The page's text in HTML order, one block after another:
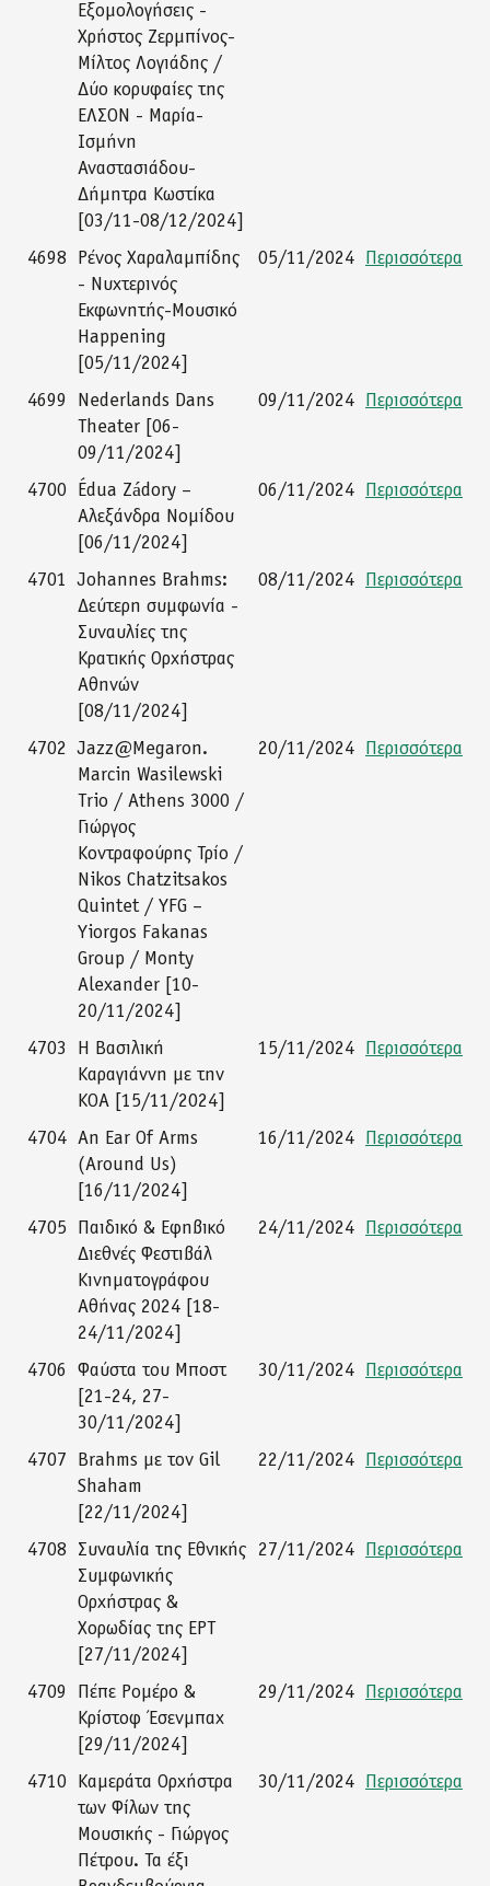
Εξομολογήσεις -
Χρήστος Ζερμπίνος-
Μίλτος Λογιάδης /
Δύο κορυφαίες της
ΕΛΣΟΝ - Μαρία-
Ισμήνη
Αναστασιάδου-
Δήμητρα Κωστίκα
[03/11-08/12/2024]
4698
Ρένος Χαραλαμπίδης
- Νυχτερινός
Εκφωνητής-Μουσικό
Happening
[05/11/2024]
05/11/2024 Περισσότερα
4699
Nederlands Dans
Theater [06-
09/11/2024]
09/11/2024 Περισσότερα
4700 Édua Zádory –
Aλεξάνδρα Νομίδου
[06/11/2024]
06/11/2024 Περισσότερα
4701
Johannes Brahms:
Δεύτερη συμφωνία -
Συναυλίες της
Κρατικής Ορχήστρας
Αθηνών
[08/11/2024]
08/11/2024 Περισσότερα
4702 Jazz@Megaron.
Marcin Wasilewski
Trio / Athens 3000 /
Γιώργος
Κοντραφούρης Τρίο /
Nikos Chatzitsakos
Quintet / YFG –
Yiorgos Fakanas
Group / Monty
Alexander [10-
20/11/2024]
20/11/2024 Περισσότερα
4703
Η Βασιλική
Καραγιάννη με την
ΚΟΑ [15/11/2024]
15/11/2024 Περισσότερα
4704 An Ear Of Arms
(Around Us)
[16/11/2024]
16/11/2024 Περισσότερα
4705
Παιδικό & Εφηβικό
Διεθνές Φεστιβάλ
Κινηματογράφου
Αθήνας 2024 [18-
24/11/2024]
24/11/2024 Περισσότερα
4706
Φαύστα του Μποστ
[21-24, 27-
30/11/2024]
30/11/2024 Περισσότερα
4707
Brahms με τον Gil
Shaham
[22/11/2024]
22/11/2024 Περισσότερα
4708
Συναυλία της Εθνικής
Συμφωνικής
Ορχήστρας &
Χορωδίας της ΕΡΤ
[27/11/2024]
27/11/2024 Περισσότερα
4709
Πέπε Ρομέρο &
Κρίστοφ Έσενμπαχ
[29/11/2024]
29/11/2024 Περισσότερα
4710 Καμεράτα Ορχήστρα
των Φίλων της
Μουσικής - Γιώργος
Πέτρου. Τα έξι
30/11/2024 Περισσότερα